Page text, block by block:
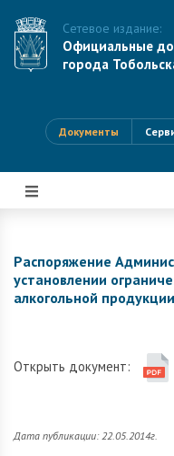
Сетевое издание:
Официальные
города
Документы
|||
Распоряжение
установлении
алкогольной
Открыть документ:
Дата публикации: 22.05.2014г.